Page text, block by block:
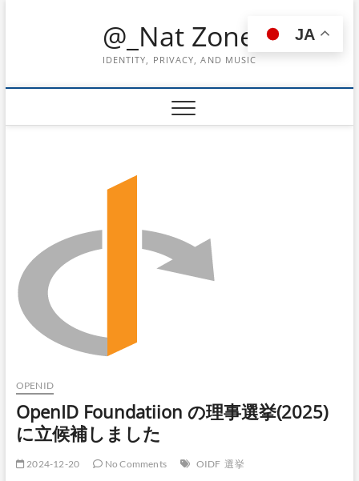
@_Nat Zone
IDENTITY, PRIVACY, AND MUSIC
OPENID
OpenID Foundatiion の理事選挙(2025)
に立候補しました
2024-12-20 No Comments OIDF 選挙
JA